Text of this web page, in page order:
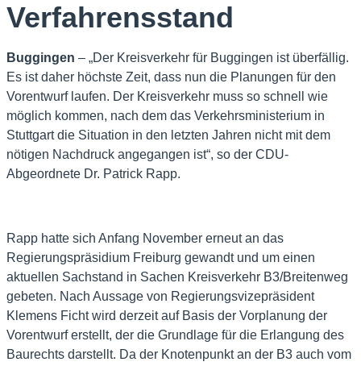
Verfahrensstand
Buggingen – „Der Kreisverkehr für Buggingen ist überfällig.
Es ist daher höchste Zeit, dass nun die Planungen für den
Vorentwurf laufen. Der Kreisverkehr muss so schnell wie
möglich kommen, nach dem das Verkehrsministerium in
Stuttgart die Situation in den letzten Jahren nicht mit dem
nötigen Nachdruck angegangen ist“, so der CDU-
Abgeordnete Dr. Patrick Rapp.
Rapp hatte sich Anfang November erneut an das
Regierungspräsidium Freiburg gewandt und um einen
aktuellen Sachstand in Sachen Kreisverkehr B3/Breitenweg
gebeten. Nach Aussage von Regierungsvizepräsident
Klemens Ficht wird derzeit auf Basis der Vorplanung der
Vorentwurf erstellt, der die Grundlage für die Erlangung des
Baurechts darstellt. Da der Knotenpunkt an der B3 auch vom